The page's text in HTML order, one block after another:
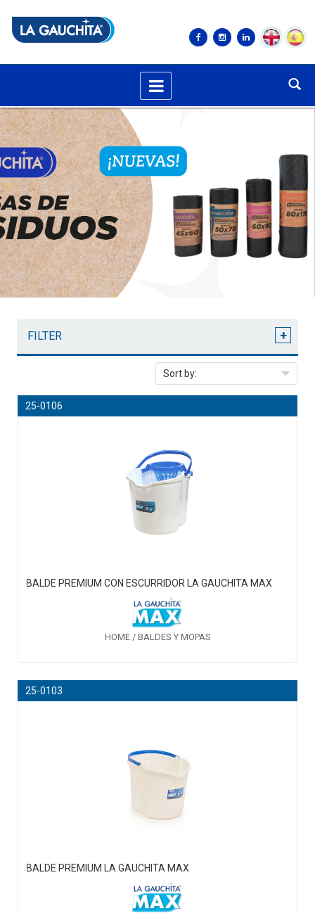
FILTER +
Sort by:
25-0106
BALDE PREMIUM CON ESCURRIDOR LA GAUCHITA MAX
HOME / BALDES Y MOPAS
25-0103
BALDE PREMIUM LA GAUCHITA MAX